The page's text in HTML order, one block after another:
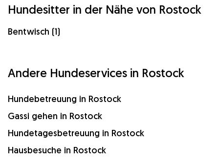
Hundesitter in der Nähe von Rostock
Bentwisch (1)
Andere Hundeservices in Rostock
Hundebetreuung in Rostock
Gassi gehen in Rostock
Hundetagesbetreuung in Rostock
Hausbesuche in Rostock